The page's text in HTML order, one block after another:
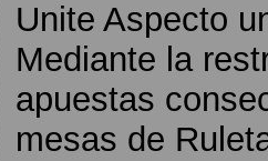
Unite Aspecto
Mediante la
apuestas
mesas de